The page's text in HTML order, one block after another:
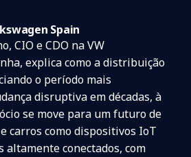
Spain
CIO e CDO na VW
explica como a distribuição
o período mais
disruptiva em décadas, à
se move para um futuro de
carros como dispositivos IoT
altamente conectados, com